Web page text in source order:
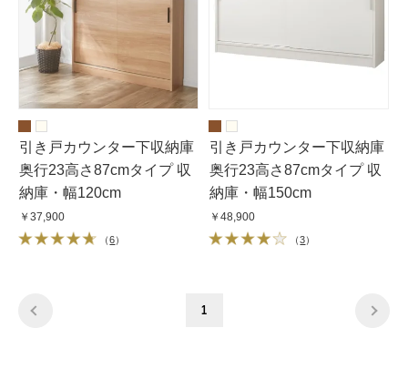
引き戸カウンター下収納庫
奥行23高さ87cmタイプ 収
納庫・幅120cm
￥37,900
（6）
引き戸カウンター下収納庫
奥行23高さ87cmタイプ 収
納庫・幅150cm
￥48,900
（3）
1